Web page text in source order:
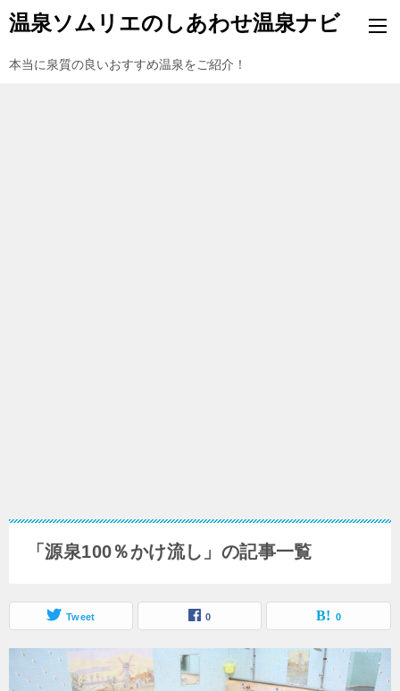
温泉ソムリエのしあわせ温泉ナビ
本当に泉質の良いおすすめ温泉をご紹介！
「源泉100％かけ流し」の記事一覧
Tweet 0 0